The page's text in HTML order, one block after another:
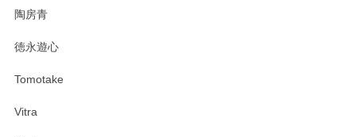
陶房青
徳永遊心
Tomotake
Vitra